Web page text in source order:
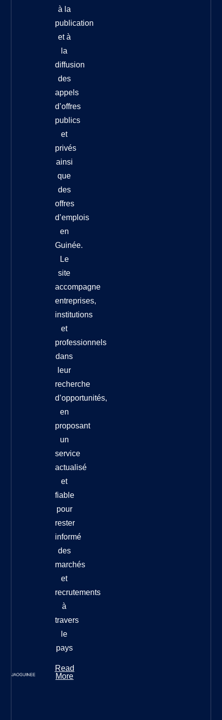
à la
publication
et à
la
diffusion
des
appels
d’offres
publics
et
privés
ainsi
que
des
offres
d’emplois
en
Guinée.
Le
site
accompagne
entreprises,
institutions
et
professionnels
dans
leur
recherche
d’opportunités,
en
proposant
un
service
actualisé
et
fiable
pour
rester
informé
des
marchés
et
recrutements
à
travers
le
pays
Read
More